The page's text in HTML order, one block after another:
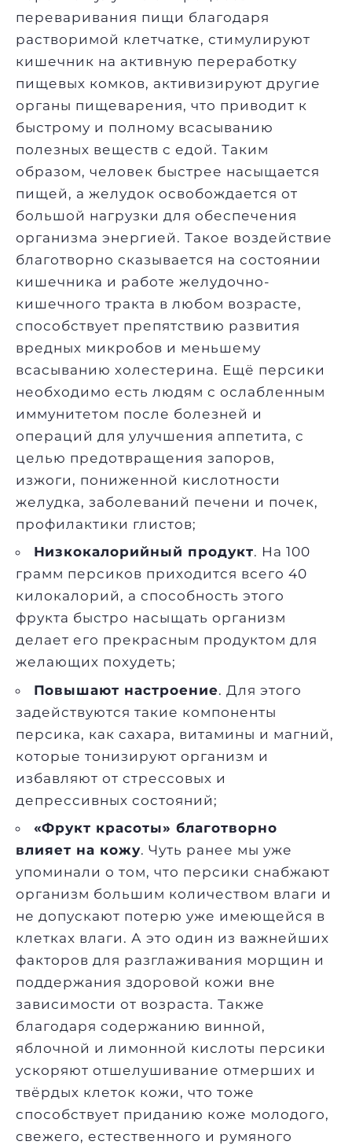
переваривания пищи благодаря
растворимой клетчатке, стимулируют
кишечник на активную переработку
пищевых комков, активизируют другие
органы пищеварения, что приводит к
быстрому и полному всасыванию
полезных веществ с едой. Таким
образом, человек быстрее насыщается
пищей, а желудок освобождается от
большой нагрузки для обеспечения
организма энергией. Такое воздействие
благотворно сказывается на состоянии
кишечника и работе желудочно-
кишечного тракта в любом возрасте,
способствует препятствию развития
вредных микробов и меньшему
всасыванию холестерина. Ещё персики
необходимо есть людям с ослабленным
иммунитетом после болезней и
операций для улучшения аппетита, с
целью предотвращения запоров,
изжоги, пониженной кислотности
желудка, заболеваний печени и почек,
профилактики глистов;
Низкокалорийный продукт. На 100
грамм персиков приходится всего 40
килокалорий, а способность этого
фрукта быстро насыщать организм
делает его прекрасным продуктом для
желающих похудеть;
Повышают настроение. Для этого
задействуются такие компоненты
персика, как сахара, витамины и магний,
которые тонизируют организм и
избавляют от стрессовых и
депрессивных состояний;
«Фрукт красоты» благотворно
влияет на кожу. Чуть ранее мы уже
упоминали о том, что персики снабжают
организм большим количеством влаги и
не допускают потерю уже имеющейся в
клетках влаги. А это один из важнейших
факторов для разглаживания морщин и
поддержания здоровой кожи вне
зависимости от возраста. Также
благодаря содержанию винной,
яблочной и лимонной кислоты персики
ускоряют отшелушивание отмерших и
твёрдых клеток кожи, что тоже
способствует приданию коже молодого,
свежего, естественного и румяного